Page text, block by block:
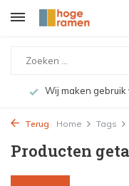
Wij maken
Terug Home Tags
Producten